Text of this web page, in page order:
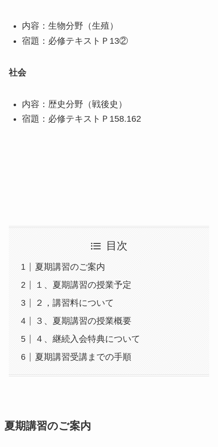
内容：生物分野（生殖）
宿題：必修テキストＰ13②
社会
内容：歴史分野（戦後史）
宿題：必修テキストＰ158.162
目次
夏期講習のご案内
１、夏期講習の授業予定
２，講習料について
３、夏期講習の授業概要
４、継続入会特典について
夏期講習受講までの手順
夏期講習のご案内